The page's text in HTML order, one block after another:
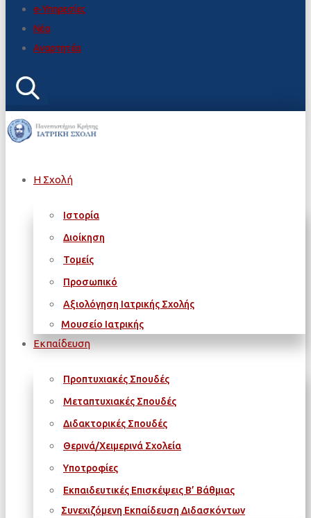
e-Υπηρεσίες
Νέα
Αναρτητέα
Η Σχολή
Ιστορία
Διοίκηση
Τομείς
Προσωπικό
Αξιολόγηση Ιατρικής Σχολής
Μουσείο Ιατρικής
Εκπαίδευση
Προπτυχιακές Σπουδές
Μεταπτυχιακές Σπουδές
Διδακτορικές Σπουδές
Θερινά/Χειμερινά Σχολεία
Υποτροφίες
Εκπαιδευτικές Επισκέψεις Β’ Βάθμιας
Συνεχιζόμενη Εκπαίδευση Διδασκόντων